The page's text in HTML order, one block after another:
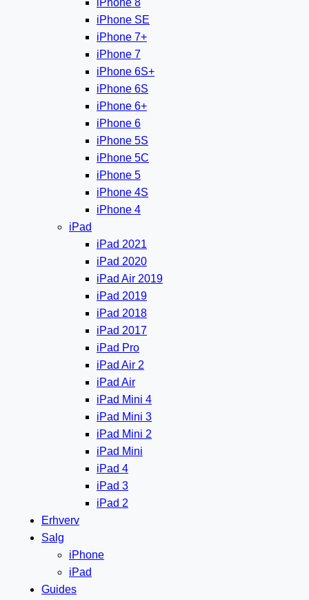
iPhone 8
iPhone SE
iPhone 7+
iPhone 7
iPhone 6S+
iPhone 6S
iPhone 6+
iPhone 6
iPhone 5S
iPhone 5C
iPhone 5
iPhone 4S
iPhone 4
iPad
iPad 2021
iPad 2020
iPad Air 2019
iPad 2019
iPad 2018
iPad 2017
iPad Pro
iPad Air 2
iPad Air
iPad Mini 4
iPad Mini 3
iPad Mini 2
iPad Mini
iPad 4
iPad 3
iPad 2
Erhverv
Salg
iPhone
iPad
Guides